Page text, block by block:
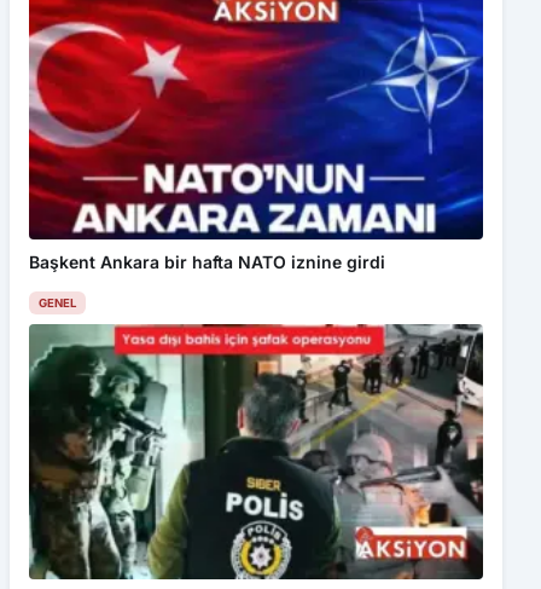
Başkent Ankara bir hafta NATO iznine girdi
GENEL